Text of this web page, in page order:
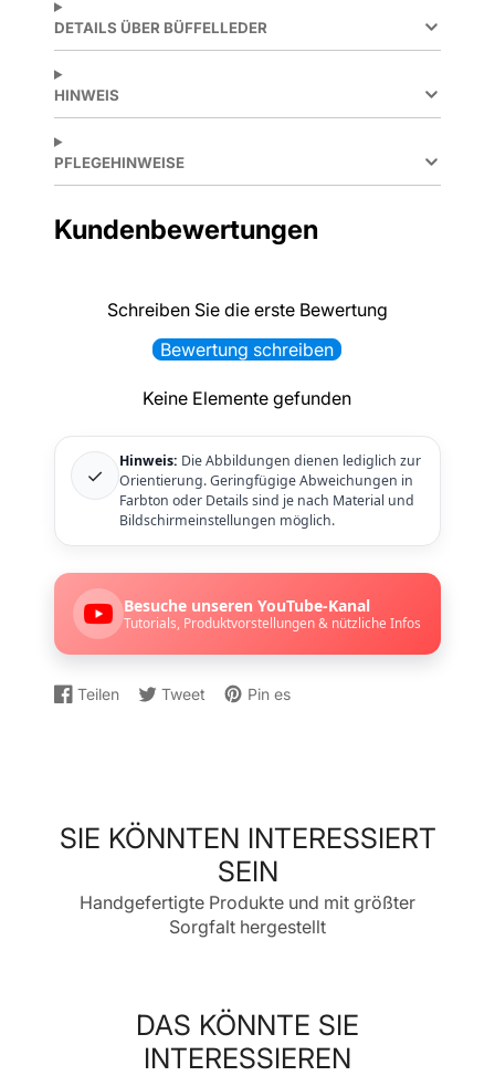
DETAILS ÜBER BÜFFELLEDER
HINWEIS
PFLEGEHINWEISE
Kundenbewertungen
Schreiben Sie die erste Bewertung
Bewertung schreiben
Keine Elemente gefunden
✓
Hinweis: Die Abbildungen dienen lediglich zur
Orientierung. Geringfügige Abweichungen in
Farbton oder Details sind je nach Material und
Bildschirmeinstellungen möglich.
Besuche unseren YouTube-Kanal
Tutorials, Produktvorstellungen & nützliche Infos
Teilen
Auf
Wird
Tweet
Auf
Wird
geöffnet.
Pin es
Auf
Wird
SIE KÖNNTEN INTERESSIERT
SEIN
Handgefertigte Produkte und mit größter
Sorgfalt hergestellt
DAS KÖNNTE SIE
INTERESSIEREN